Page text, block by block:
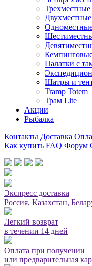
Трехместные
Палатки с
Шатры и
Tramp Totem
Трам Lite
Акции
Рыбалка
Контакты Доставка
Как купить FAQ Форум
Экспресс доставка
Россия, Казахстан,
Легкий возврат
в течении 14 дней
Оплата при получении
или предварительная